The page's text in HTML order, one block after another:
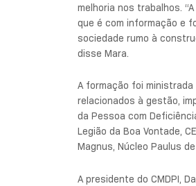
melhoria nos trabalhos.
que é com informação e
sociedade rumo à
disse Mara.
A formação foi
relacionados à gestão,
da Pessoa com
Legião da Boa Vontade,
Magnus, Núcleo Paulus
A presidente do CMDPI,